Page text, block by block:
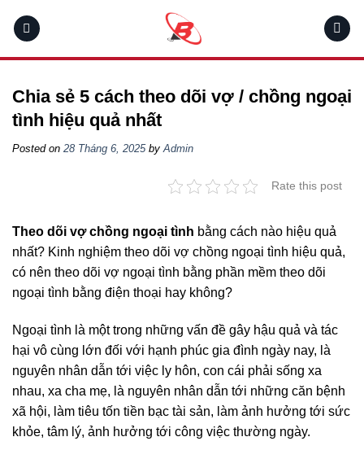
Chia sẻ 5 cách theo dõi vợ / chồng ngoại
tình hiệu quả nhất
Posted on 28 Tháng 6, 2025byAdmin
Rate this post
Theo dõi vợ chồng ngoại tình bằng cách nào hiệu quả
nhất? Kinh nghiệm theo dõi vợ chồng ngoại tình hiệu quả,
có nên theo dõi vợ ngoại tình bằng phần mềm theo dõi
ngoại tình bằng điện thoại hay không?
Ngoại tình là một trong những vấn đề gây hậu quả và tác
hại vô cùng lớn đối với hạnh phúc gia đình ngày nay, là
nguyên nhân dẫn tới việc ly hôn, con cái phải sống xa
nhau, xa cha mẹ, là nguyên nhân dẫn tới những căn bệnh
xã hội, làm tiêu tốn tiền bạc tài sản, làm ảnh hưởng tới sức
khỏe, tâm lý, ảnh hưởng tới công việc thường ngày.